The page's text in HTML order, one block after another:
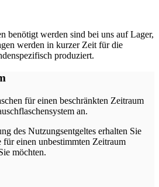
benötigt werden sind bei uns auf Lager,
werden in kurzer Zeit für die
produziert.
für einen beschränkten Zeitraum
an.
des Nutzungsentgeltes erhalten Sie
für einen unbestimmten Zeitraum
möchten.